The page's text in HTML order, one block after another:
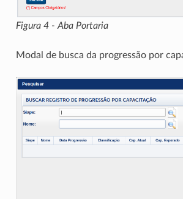
Figura 4 - Aba Portaria
Modal de busca da progressão por